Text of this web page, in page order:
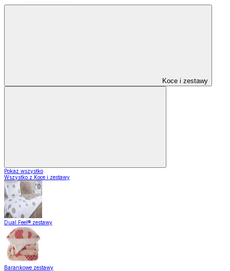
Koce i zestawy
Pokaż wszystko
Wszystko z Koce i zestawy
Dual Feel® zestawy
Barankowe zestawy